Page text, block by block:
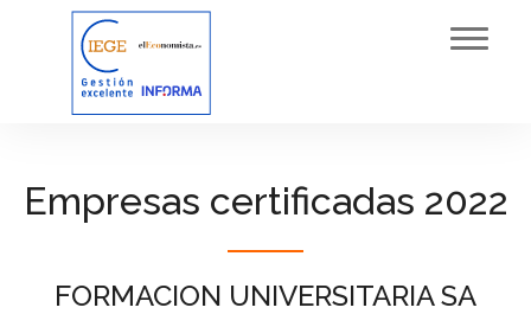
Empresas certificadas 2022
FORMACION UNIVERSITARIA SA